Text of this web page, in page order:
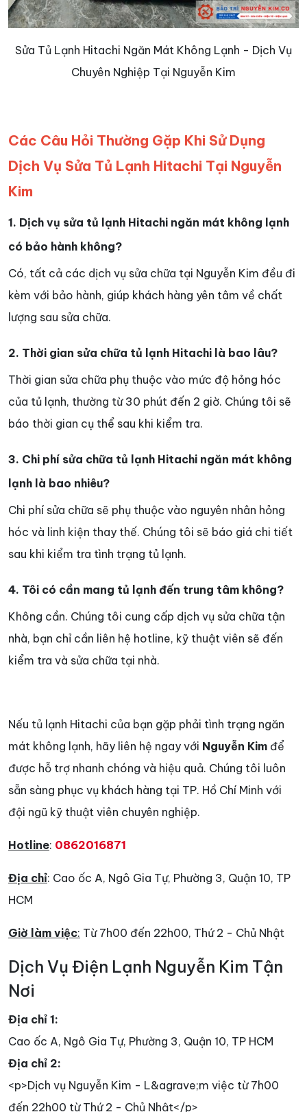
Sửa Tủ Lạnh Hitachi Ngăn Mát Không Lạnh - Dịch Vụ
Chuyên Nghiệp Tại Nguyễn Kim
Các Câu Hỏi Thường Gặp Khi Sử Dụng
Dịch Vụ Sửa Tủ Lạnh Hitachi Tại Nguyễn
Kim
1. Dịch vụ sửa tủ lạnh Hitachi ngăn mát không lạnh
có bảo hành không?
Có, tất cả các dịch vụ sửa chữa tại Nguyễn Kim đều đi
kèm với bảo hành, giúp khách hàng yên tâm về chất
lượng sau sửa chữa.
2. Thời gian sửa chữa tủ lạnh Hitachi là bao lâu?
Thời gian sửa chữa phụ thuộc vào mức độ hỏng hóc
của tủ lạnh, thường từ 30 phút đến 2 giờ. Chúng tôi sẽ
báo thời gian cụ thể sau khi kiểm tra.
3. Chi phí sửa chữa tủ lạnh Hitachi ngăn mát không
lạnh là bao nhiêu?
Chi phí sửa chữa sẽ phụ thuộc vào nguyên nhân hỏng
hóc và linh kiện thay thế. Chúng tôi sẽ báo giá chi tiết
sau khi kiểm tra tình trạng tủ lạnh.
4. Tôi có cần mang tủ lạnh đến trung tâm không?
Không cần. Chúng tôi cung cấp dịch vụ sửa chữa tận
nhà, bạn chỉ cần liên hệ hotline, kỹ thuật viên sẽ đến
kiểm tra và sửa chữa tại nhà.
Nếu tủ lạnh Hitachi của bạn gặp phải tình trạng ngăn
mát không lạnh, hãy liên hệ ngay với Nguyễn Kim để
được hỗ trợ nhanh chóng và hiệu quả. Chúng tôi luôn
sẵn sàng phục vụ khách hàng tại TP. Hồ Chí Minh với
đội ngũ kỹ thuật viên chuyên nghiệp.
Hotline: 0862016871
Địa chỉ: Cao ốc A, Ngô Gia Tự, Phường 3, Quận 10, TP
HCM
Giờ làm việc: Từ 7h00 đến 22h00, Thứ 2 - Chủ Nhật
Dịch Vụ Điện Lạnh Nguyễn Kim Tận
Nơi
Địa chỉ 1:
Cao ốc A, Ngô Gia Tự, Phường 3, Quận 10, TP HCM
Địa chỉ 2:
<p>Dịch vụ Nguyễn Kim - L&agrave;m việc từ 7h00
đến 22h00 từ Thứ 2 - Chủ Nhật</p>